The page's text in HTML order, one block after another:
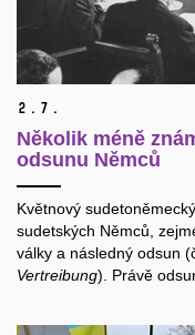
2. 7.
Několik méně
odsunu Němců
Květnový
sudetských Němců,
války a následný odsun
Vertreibung). Právě